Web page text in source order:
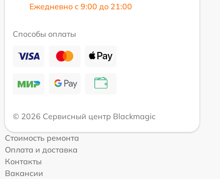
Ежедневно с 9:00 до 21:00
Способы оплаты
© 2026 Сервисный центр Blackmagic
Стоимость ремонта
Оплата и доставка
Контакты
Вакансии